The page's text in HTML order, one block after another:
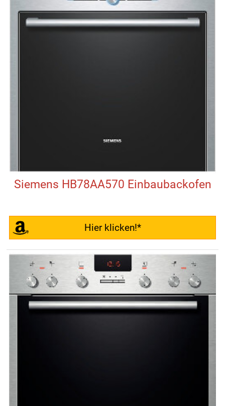
Siemens HB78AA570 Einbaubackofen
Hier klicken!*